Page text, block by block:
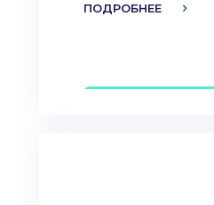
ПОДРОБНЕЕ